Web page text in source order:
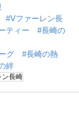
#Vファーレン長
ティー
#長崎の
グ
#長崎の熱
絆
ン長崎